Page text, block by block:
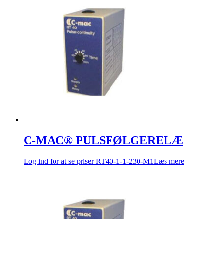
C-MAC® PULSFØLGERELÆ
Log ind for at se priserRT40-1-1-230-M1Læs mere